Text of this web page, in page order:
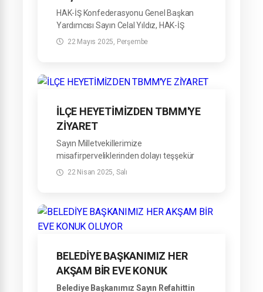
Belediyemize Ziyaret
HAK-İŞ Konfederasyonu Genel Başkan
Yardımcısı Sayın Celal Yıldız, HAK-İŞ
Samsun Şube Başkanı Sayın Ziya Uzun ve
22 Mayıs 2025, Perşembe
İLÇE HEYETİMİZDEN TBMM'YE
ZİYARET
Sayın Milletvekillerimize
misafirperveliklerinden dolayı teşşekür
ederiz.22 Nisan 2025, Salı
BELEDİYE BAŞKANIMIZ HER
AKŞAM BİR EVE KONUK
OLUYOR
Belediye Başkanımız Sayın Refahittin